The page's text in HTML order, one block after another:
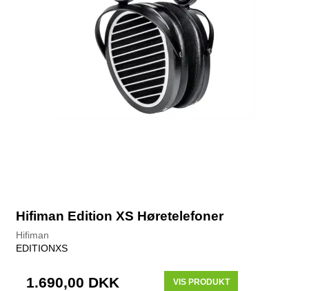
Hifiman Edition XS Høretelefoner
Hifiman
EDITIONXS
1.690,00 DKK VIS PRODUKT